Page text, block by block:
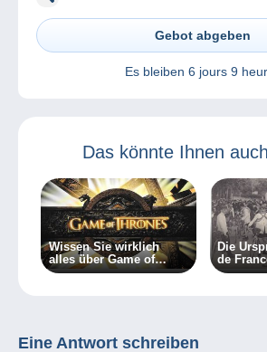
Gebot abgeben
Es bleiben 6 jours 9
Das könnte Ihnen
Wissen Sie wirklich
alles über Game of
Thrones?
Die
de
Eine Antwort schreiben